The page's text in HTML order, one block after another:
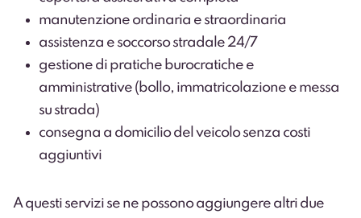
manutenzione ordinaria e straordinaria
assistenza e soccorso stradale 24/7
gestione di pratiche burocratiche e
amministrative (bollo, immatricolazione e messa
su strada)
consegna a domicilio del veicolo senza costi
aggiuntivi
A questi servizi se ne possono aggiungere altri due